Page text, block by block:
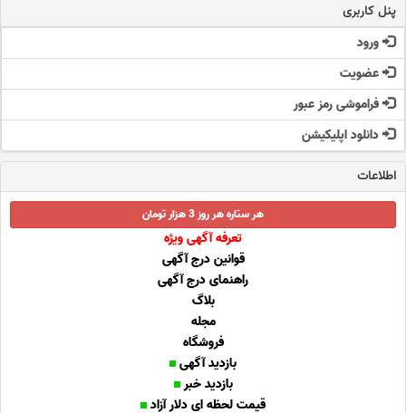
پنل کاربری
ورود
عضویت
فراموشی رمز عبور
دانلود اپلیکیشن
اطلاعات
هر ستاره هر روز 3 هزار تومان
تعرفه آگهی ویژه
قوانین درج آگهی
راهنمای درج آگهی
بلاگ
مجله
فروشگاه
بازدید آگهی
بازدید خبر
قیمت لحظه ای دلار آزاد